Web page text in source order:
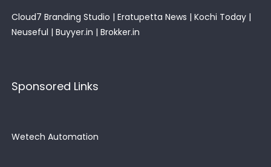
Cloud7 Branding Studio | Eratupetta News | Kochi Today |
Neuseful | Buyyer.in | Brokker.in
Sponsored Links
Wetech Automation